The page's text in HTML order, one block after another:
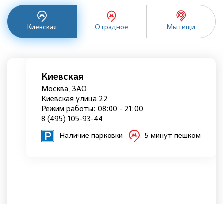
Киевская Отрадное Мытищи
Киевская
Москва, ЗАО
Киевская улица 22
Режим работы: 08:00 - 21:00
8 (495) 105-93-44
Наличие парковки 5 минут пешком